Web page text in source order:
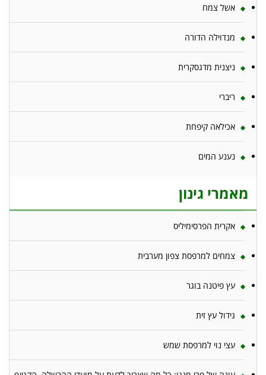
אשל צמח
מנדוילה הדורה
ניצנית מדגסקרית
ריברי
אכילאה קיפחת
נענע המים
מאמרי גינון
אקרית הפרסימיליס
צמחים למרפסת צפון מערבית
עץ פיטנה בוגר
גידול עץ זית
עצי נוי למרפסת שמש